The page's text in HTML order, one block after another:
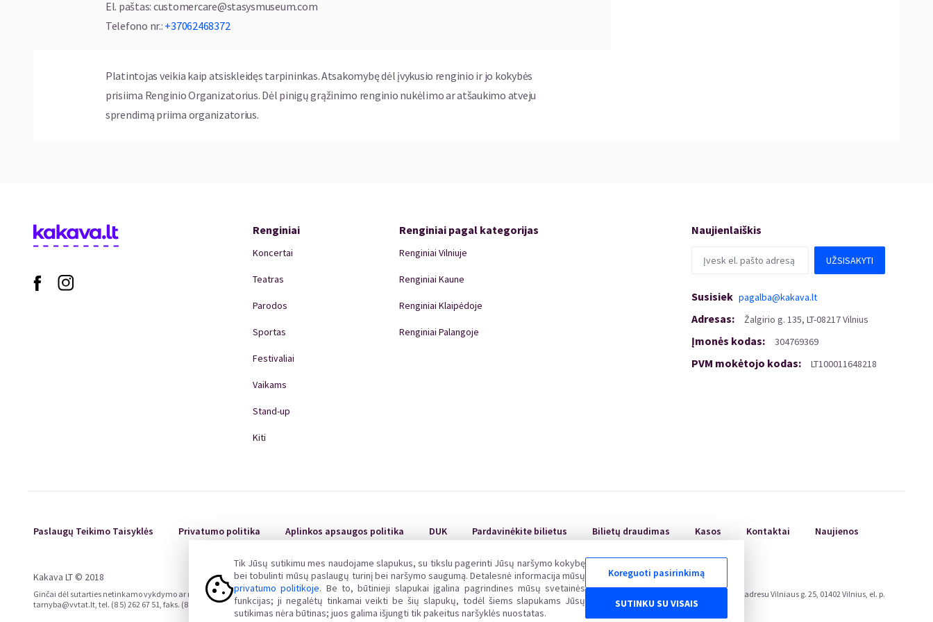
pasirengusi.
El. paštas: customercare@stasysmuseum.com
Telefono nr.: +37062468372
Platintojas veikia kaip atsiskleidęs tarpininkas. Atsakomybę dėl įvykusio renginio ir jo kokybės
prisiima Renginio Organizatorius. Dėl pinigų grąžinimo renginio nukėlimo ar atšaukimo atveju
sprendimą priima organizatorius.
Tik Jūsų sutikimu mes naudojame slapukus, su tikslu pagerinti Jūsų naršymo kokybę
bei tobulinti mūsų paslaugų turinį bei naršymo saugumą. Detalesnė informacija mūsų
privatumo politikoje. Be to, būtinieji slapukai įgalina pagrindines mūsų svetainės
funkcijas; ji negalėtų tinkamai veikti be šių slapukų, todėl šiems slapukams Jūsų
sutikimas nėra būtinas; juos galima išjungti tik pakeitus naršyklės nuostatas.
Koreguoti pasirinkimą
SUTINKU SU VISAIS
Renginiai
Koncertai
Teatras
Parodos
Sportas
Festivaliai
Vaikams
Stand-up
Kiti
Renginiai pagal kategorijas
Renginiai Vilniuje
Renginiai Kaune
Renginiai Klaipėdoje
Renginiai Palangoje
Naujienlaiškis
UŽSISAKYTI
Susisiek pagalba@kakava.lt
Adresas: Žalgirio g. 135, LT-08217 Vilnius
Įmonės kodas: 304769369
PVM mokėtojo kodas: LT100011648218
Paslaugų Teikimo Taisyklės Privatumo politika Aplinkos apsaugos politika DUK Pardavinėkite bilietus Bilietų draudimas Kasos Kontaktai Naujienos
Kakava LT © 2018
Ginčai dėl sutarties netinkamo vykdymo ar nevykdymo ne teisme nagrinėjami Lietuvos Respublikos vartotojų teisių apsaugos įstatymo nustatyta tvarka Valstybinėje vartotojų teisių apsaugos tarnyboje, adresu Vilniaus g. 25, 01402 Vilnius, el. p.
tarnyba@vvtat.lt, tel. (8 5) 262 67 51, faks. (8 5) 279 1466, interneto svetainė www.vvtat.lt. Elektroniniu būdu prašymą galite pateikti per EGS platformą http://ec.europa.eu/odr/.